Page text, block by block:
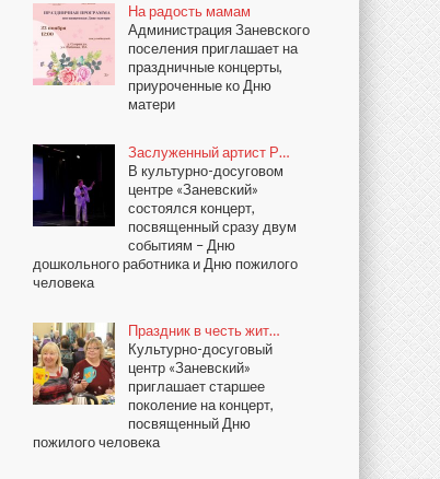
На радость мамам
Администрация Заневского
поселения приглашает на
праздничные концерты,
приуроченные ко Дню
матери
Заслуженный артист Р…
В культурно-досуговом
центре «Заневский»
состоялся концерт,
посвященный сразу двум
событиям – Дню
дошкольного работника и Дню пожилого
человека
Праздник в честь жит…
Культурно-досуговый
центр «Заневский»
приглашает старшее
поколение на концерт,
посвященный Дню
пожилого человека